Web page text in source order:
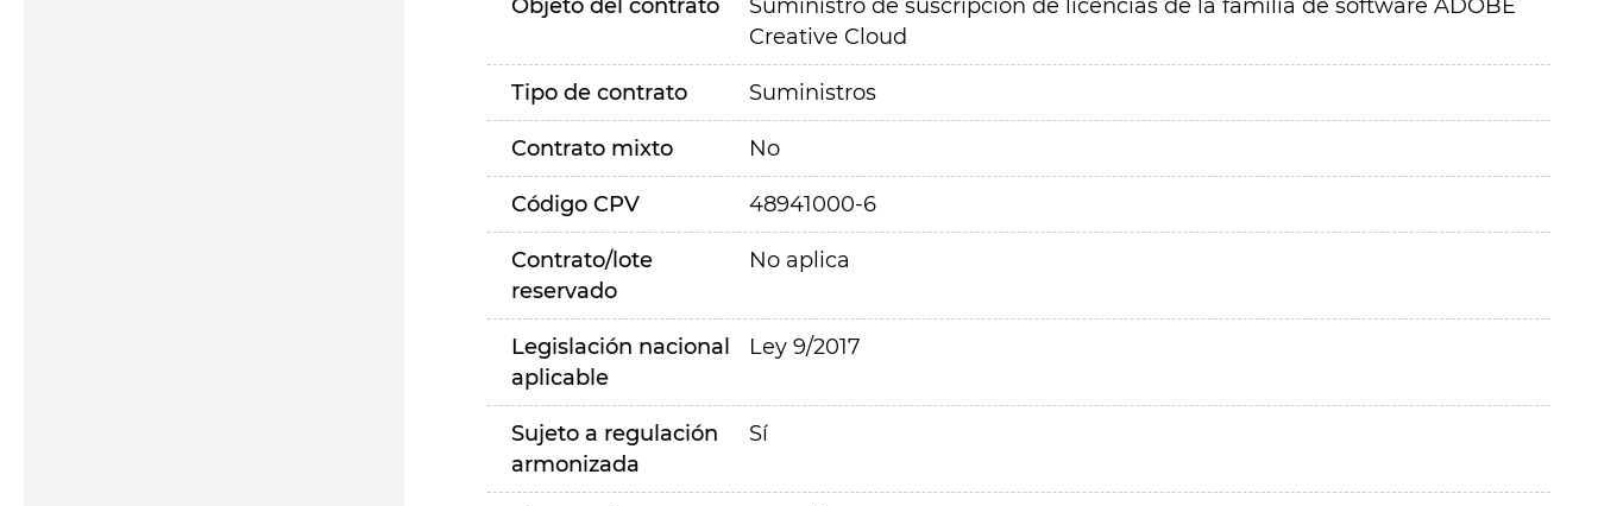
Objeto del contrato
Suministro de suscripción de licencias de la familia de software ADOBE
Creative Cloud
Tipo de contrato Suministros
Contrato mixto No
Código CPV 48941000-6
Contrato/lote
reservado
No aplica
Legislación nacional
aplicable
Ley 9/2017
Sujeto a regulación
armonizada
Sí